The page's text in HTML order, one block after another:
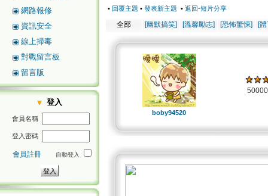
網路報修
資訊安全
線上掃毒
對戰留言板
留言版
登入
會員名稱
登入密碼
會員註冊 自動登入
• 回覆主題 • 發表新主題 • 返回-短片分享
全部 [幽默搞笑] [溫馨勵志] [恐怖驚悚] [
boby94520